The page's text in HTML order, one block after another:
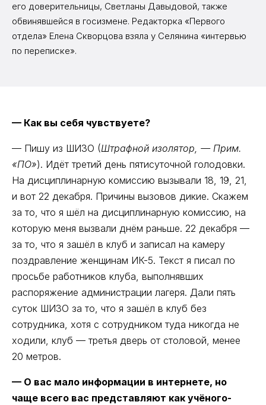
его доверительницы, Светланы Давыдовой, также
обвинявшейся в госизмене. Редакторка «Первого
отдела» Елена Скворцова взяла у Селянина «интервью
по переписке».
— Как вы себя чувствуете?
— Пишу из ШИЗО (Штрафной изолятор, — Прим.
«ПО»). Идёт третий день пятисуточной голодовки.
На дисциплинарную комиссию вызывали 18, 19, 21,
и вот 22 декабря. Причины вызовов дикие. Скажем
за то, что я шёл на дисциплинарную комиссию, на
которую меня вызвали днём раньше. 22 декабря —
за то, что я зашёл в клуб и записал на камеру
поздравление женщинам ИК-5. Текст я писал по
просьбе работников клуба, выполнявших
распоряжение администрации лагеря. Дали пять
суток ШИЗО за то, что я зашёл в клуб без
сотрудника, хотя с сотрудником туда никогда не
ходили, клуб — третья дверь от столовой, менее
20 метров.
— О вас мало информации в интернете, но
чаще всего вас представляют как учёного-